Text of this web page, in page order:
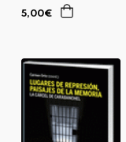
5,00€